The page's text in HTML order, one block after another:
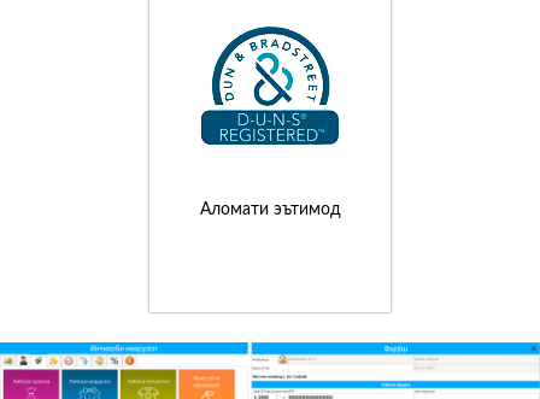
Аломати эътимод